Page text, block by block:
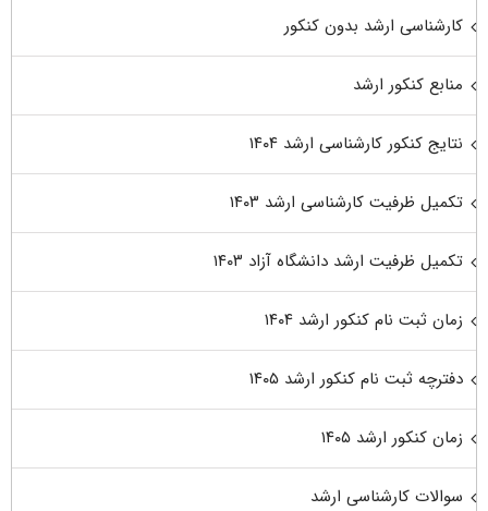
کارشناسی ارشد بدون کنکور
منابع کنکور ارشد
نتایج کنکور کارشناسی ارشد ۱۴۰۴
تکمیل ظرفیت کارشناسی ارشد ۱۴۰۳
تکمیل ظرفیت ارشد دانشگاه آزاد ۱۴۰۳
زمان ثبت نام کنکور ارشد ۱۴۰۴
دفترچه ثبت نام کنکور ارشد ۱۴۰۵
زمان کنکور ارشد ۱۴۰۵
سوالات کارشناسی ارشد